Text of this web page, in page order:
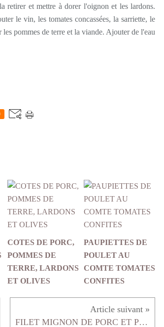
retirer et mettre à dorer l'oignon et les lardons.
le vin, les tomates concassées, la sarriette, le
pommes de terre et la viande. Ajouter de l'eau
COTES DE PORC,
POMMES DE
TERRE, LARDONS
ET OLIVES
PAUPIETTES DE
POULET AU
COMTE TOMATES
CONFITES
FILET MIGNON DE PORC ET POMMES DE TERRE ROTIS AUX AROMATES